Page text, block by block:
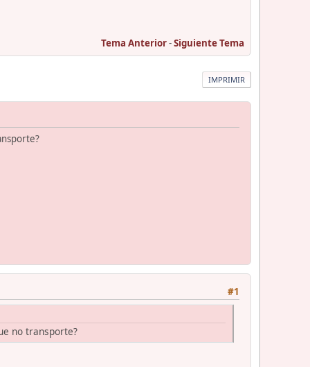
Tema Anterior-Siguiente Tema
IMPRIMIR
#1
no transporte?